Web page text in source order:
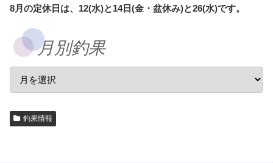
8月の定休日は、12(水)と14日(金・盆休み)と26(水)です。
月別釣果
釣果情報